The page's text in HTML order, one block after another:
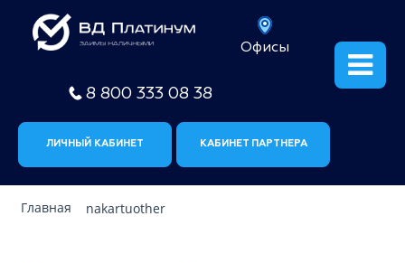
Офисы
8 800 333 08 38
ЛИЧНЫЙ КАБИНЕТ КАБИНЕТ ПАРТНЕРА
Главная nakartuother